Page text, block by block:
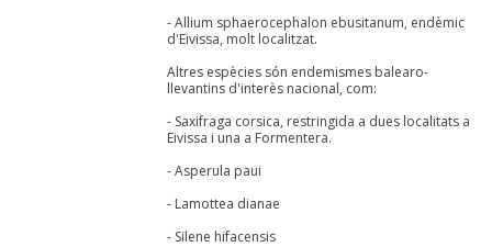
- Allium sphaerocephalon ebusitanum, endèmic
d'Eivissa, molt localitzat.
Altres espècies són endemismes balearo-
llevantins d'interès nacional, com:
- Saxifraga corsica, restringida a dues localitats a
Eivissa i una a Formentera.
- Asperula paui
- Lamottea dianae
- Silene hifacensis